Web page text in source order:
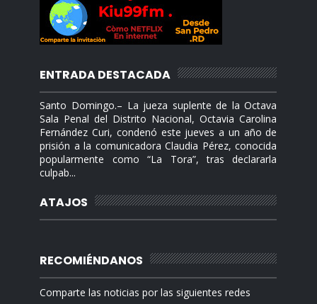
ENTRADA DESTACADA
Santo Domingo.– La jueza suplente de la Octava
Sala Penal del Distrito Nacional, Octavia Carolina
Fernández Curi, condenó este jueves a un año de
prisión a la comunicadora Claudia Pérez, conocida
popularmente como “La Tora”, tras declararla
culpab...
ATAJOS
RECOMIÉNDANOS
Comparte las noticias por las siguientes redes